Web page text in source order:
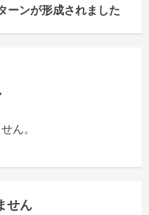
ーンが形成されました
ん。
せん